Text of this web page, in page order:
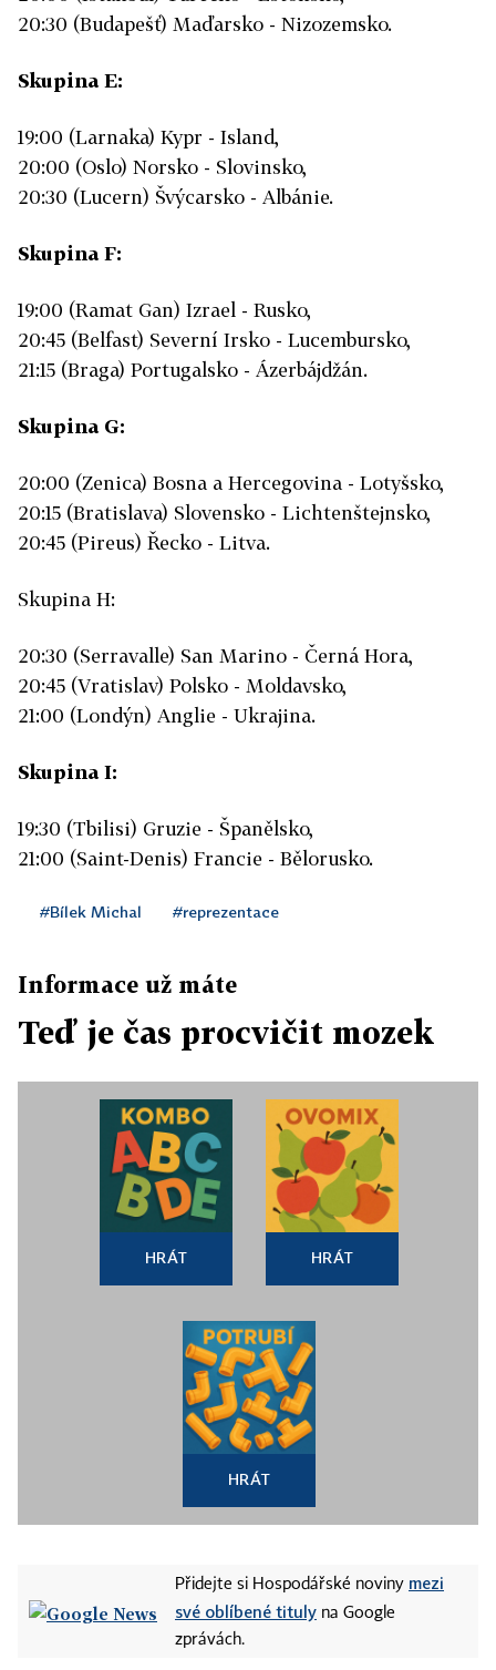
20:30 (Budapešť) Maďarsko - Nizozemsko.
Skupina E:
19:00 (Larnaka) Kypr - Island,
20:00 (Oslo) Norsko - Slovinsko,
20:30 (Lucern) Švýcarsko - Albánie.
Skupina F:
19:00 (Ramat Gan) Izrael - Rusko,
20:45 (Belfast) Severní Irsko - Lucembursko,
21:15 (Braga) Portugalsko - Ázerbájdžán.
Skupina G:
20:00 (Zenica) Bosna a Hercegovina - Lotyšsko,
20:15 (Bratislava) Slovensko - Lichtenštejnsko,
20:45 (Pireus) Řecko - Litva.
Skupina H:
20:30 (Serravalle) San Marino - Černá Hora,
20:45 (Vratislav) Polsko - Moldavsko,
21:00 (Londýn) Anglie - Ukrajina.
Skupina I:
19:30 (Tbilisi) Gruzie - Španělsko,
21:00 (Saint-Denis) Francie - Bělorusko.
#Bílek Michal #reprezentace
Informace už máte
Teď je čas procvičit mozek
HRÁT HRÁT
HRÁT
Přidejte si Hospodářské noviny mezi
své oblíbené tituly na Google
zprávách.